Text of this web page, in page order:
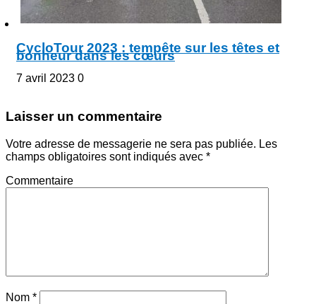
CycloTour 2023 : tempête sur les têtes et
bonheur dans les cœurs
7 avril 2023 0
Laisser un commentaire
Votre adresse de messagerie ne sera pas publiée. Les
champs obligatoires sont indiqués avec *
Commentaire
Nom *